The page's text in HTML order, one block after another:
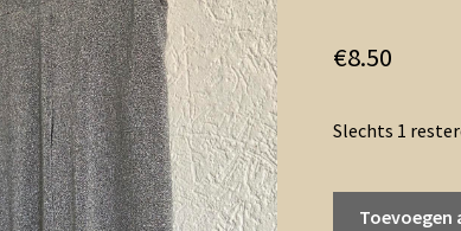
€8.50
Slechts 1
Toevoegen